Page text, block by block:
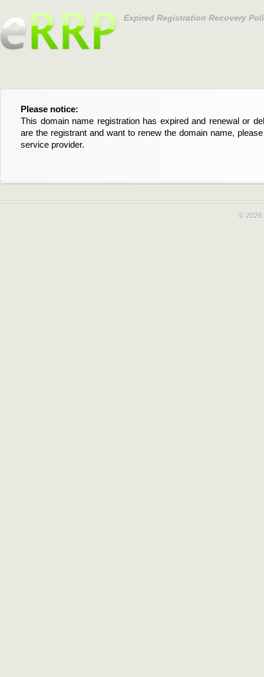
Expired Registration Recovery
Please notice:
This domain name registration has expired and renewal or
are the registrant and want to renew the domain name,
service provider.
Bitte beachten Sie:
Diese Domainregistrierung ist abgelaufen und die
Domain stehen an. Wenn Sie der Registrant sind und
verlängern möchten, kontaktieren Sie bitte Ihren Service-
© 2026